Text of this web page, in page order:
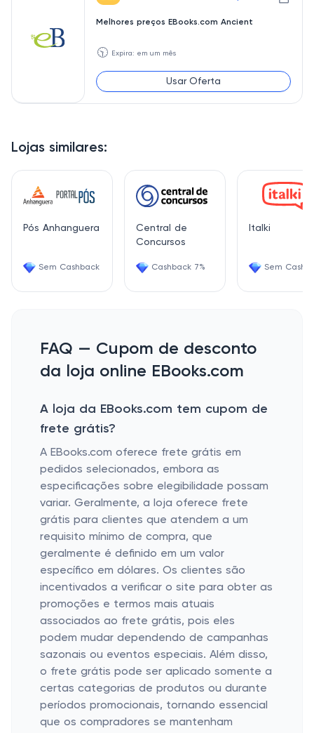
Lojas similares:
Pós Anhanguera
Sem Cashback
Central de
Concursos
Cashback 7%
Italki
Sem
Melhores preços EBooks.com Ancient
🕥 Expira: em um mês
Usar Oferta
FAQ — Cupom de desconto
da loja online EBooks.com
A loja da EBooks.com tem cupom de
frete grátis?
A EBooks.com oferece frete grátis em
pedidos selecionados, embora as
especificações sobre elegibilidade possam
variar. Geralmente, a loja oferece frete
grátis para clientes que atendem a um
requisito mínimo de compra, que
geralmente é definido em um valor
específico em dólares. Os clientes são
incentivados a verificar o site para obter as
promoções e termos mais atuais
associados ao frete grátis, pois eles
podem mudar dependendo de campanhas
sazonais ou eventos especiais. Além disso,
o frete grátis pode ser aplicado somente a
certas categorias de produtos ou durante
períodos promocionais, tornando essencial
que os compradores se mantenham